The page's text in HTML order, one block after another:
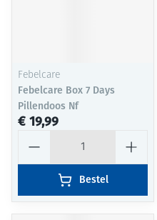
Febelcare
Febelcare Box 7 Days
Pillendoos Nf
€ 19,99
Bestel